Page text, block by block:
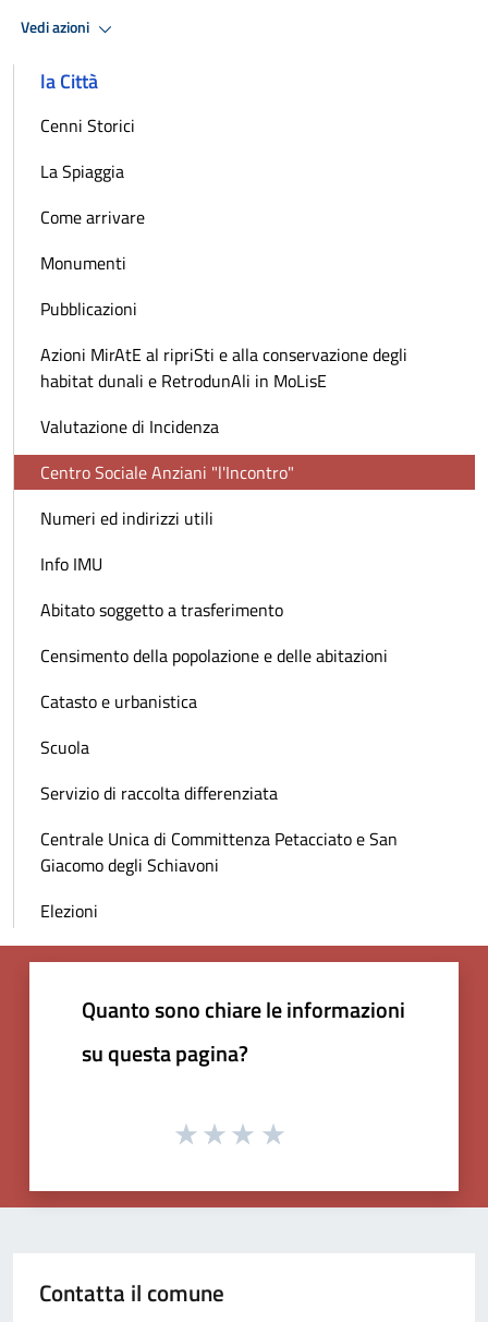
Vedi azioni
la Città
Cenni Storici
La Spiaggia
Come arrivare
Monumenti
Pubblicazioni
Azioni MirAtE al ripriSti e alla conservazione degli
habitat dunali e RetrodunAli in MoLisE
Valutazione di Incidenza
Centro Sociale Anziani "l'Incontro"
Numeri ed indirizzi utili
Info IMU
Abitato soggetto a trasferimento
Censimento della popolazione e delle abitazioni
Catasto e urbanistica
Scuola
Servizio di raccolta differenziata
Centrale Unica di Committenza Petacciato e San
Giacomo degli Schiavoni
Elezioni
Quanto sono chiare le informazioni
su questa pagina?
Contatta il comune